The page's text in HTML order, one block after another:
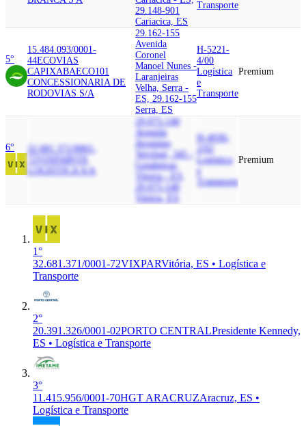
29.148-901
Cariacica, ES
Transporte
5°
15.484.093/0001-
44ECOVIAS
CAPIXABAECO101
CONCESSIONARIA DE
RODOVIAS S/A
29.162-155
Avenida
Coronel
Manoel Nunes -
Laranjeiras
Velha, Serra -
ES, 29.162-155
Serra, ES
H-5221-
4/00
Logística
e
Transporte
Premium
6°
32.681.371/0001-
VIXPAR
LOGISTICA S/A
29.075-140
Avenida
Jeronimo
Vervloet, 345 -
Goiabeiras,
Vitoria - ES,
29.075-140
Vitória, ES
H-4930-
Logística
e
Transporte
Premium
1°
32.681.371/0001-72VIXPARVitória, ES • Logística e
Transporte
2°
20.391.326/0001-02PORTO CENTRALPresidente Kennedy,
ES • Logística e Transporte
3°
11.415.956/0001-70HGT ARACRUZAracruz, ES •
Logística e Transporte